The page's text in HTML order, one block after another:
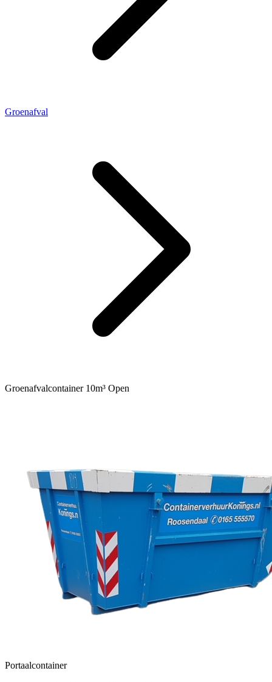
Groenafval
Groenafvalcontainer 10m³ Open
Portaalcontainer